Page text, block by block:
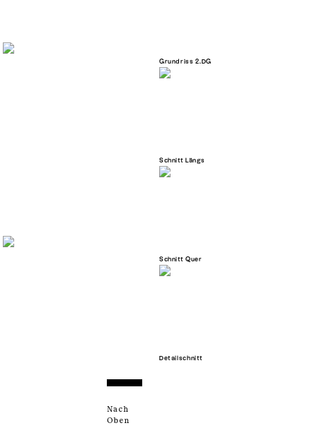
Grundriss 2.DG
Schnitt Längs
Schnitt Quer
Detailschnitt
Nach
Oben